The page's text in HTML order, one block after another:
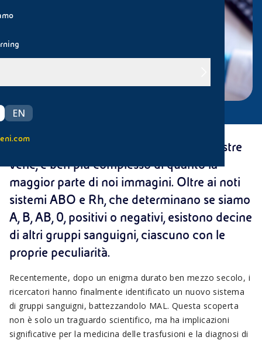
EN
eni.com
Il sangue, linfa vitale che scorre nelle nostre
vene, è ben più complesso di quanto la
maggior parte di noi immagini. Oltre ai noti
sistemi ABO e Rh, che determinano se siamo
A, B, AB, 0, positivi o negativi, esistono decine
di altri gruppi sanguigni, ciascuno con le
proprie peculiarità.
Recentemente, dopo un enigma durato ben mezzo secolo, i
ricercatori hanno finalmente identificato un nuovo sistema
di gruppi sanguigni, battezzandolo MAL. Questa scoperta
non è solo un traguardo scientifico, ma ha implicazioni
significative per la medicina delle trasfusioni e la diagnosi di